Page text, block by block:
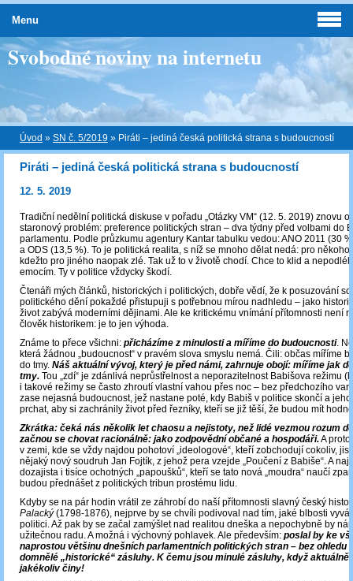
Svobodné noviny na internetu
Úvod » SN č. 5/2019 » Piráti – jediná česká politická strana s budoucností
Piráti – jediná česká politická strana s budoucností
12. 5. 2019
Tradiční nedělní politická diskuse v pořadu „Otázky VM“ (12. 5. 2019) znovu
staronový problém: preference politických stran ‒ dva týdny před volbami do
parlamentu. Podle průzkumu agentury Kantar tabulku vedou: ANO 2011 (30
a ODS (13,5 %). To je politická realita, s níž se mnoho dělat nedá: pro někoho
kdežto pro jiného naopak zlé. Tak už to v životě chodí. Chce to klid a
emocím. Ty v politice vždycky škodí.
Čtenáři mých článků, historických i politických, dobře vědí, že k posuzování
politického dění pokaždé přistupuji s potřebnou mírou nadhledu – jako
život zabývá moderními dějinami. Ale ke kritickému vnímání přítomnosti není
člověk historikem: je to jen výhoda.
Známe to přece všichni: přicházíme z minulosti a míříme do budoucnosti.
která žádnou „budoucnost“ v pravém slova smyslu nemá. Čili: občas míříme
do tmy. Náš aktuální vývoj, který je před námi, zahrnuje obojí: míříme jak
tmy. Tou „zdí“ je zdánlivá neprůstřelnost a neporazitelnost Babišova režimu
i takové režimy se často zhroutí vlastní vahou přes noc – bez předchozího
zase nejasná budoucnost, jež nastane poté, kdy Babiš v politice skončí a jeho
prchat, aby si zachránily život před řezníky, kteří se již těší, že budou mít
Zkrátka: čeká nás několik let chaosu a nejistoty, než lidé vezmou rozum
začnou se chovat racionálně: jako zodpovědní občané a hospodáři.A
v zemi, kde se vždy najdou pohotoví „ideologové“, kteří zobchodují cokoliv,
nějaký nový soudruh Jan Fojtík, z jehož pera vzejde „Poučení z Babiše“. A
dozajista i tisíce ochotných „papoušků“, kteří se tato nová „moudra“ naučí
budou přednášet z politických tribun prostému lidu.
Kdyby se na pár hodin vrátil ze záhrobí do naší přítomnosti slavný český
Palacký(1798-1876), nejprve by se chvíli podivoval nad tím, jaké blbosti
politici. Až pak by se začal zamýšlet nad realitou dneška a nepochybně by
užitečnou radu. A možná i výchovný pohlavek. Ale především: poslal by ke
naprostou většinu dnešních parlamentních politických stran – bez ohledu
domnělé „historické“ zásluhy. K čemu jsou minulé zásluhy, když aktuálně
jakékoliv činy!
Menu